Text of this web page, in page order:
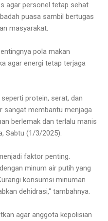
agar personel tetap sehat
puasa sambil bertugas
masyarakat.
pola makan
agar energi tetap terjaga
protein, serat, dan
sangat membantu menjaga
berlemak dan terlalu manis
Sabtu (1/3/2025).
faktor penting.
minum air putih yang
konsumsi minuman
dehidrasi," tambahnya.
agar anggota kepolisian